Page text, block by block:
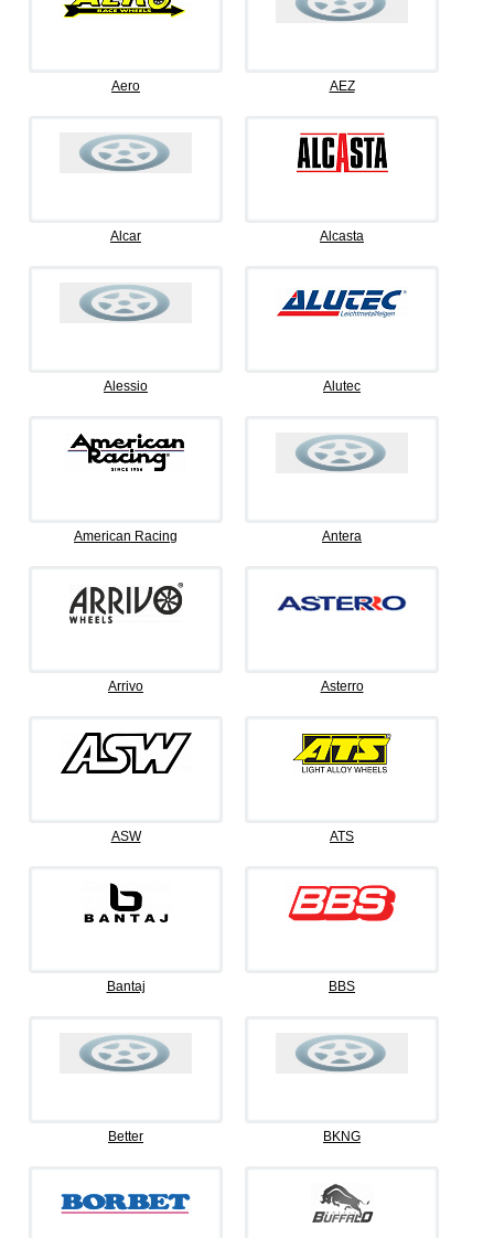
Aero AEZ
Alcar Alcasta
Alessio Alutec
American Racing Antera
Arrivo Asterro
ASW ATS
Bantaj BBS
Better BKNG